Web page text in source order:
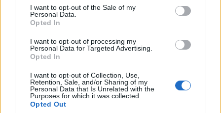
services and may gather and store information including but
not limited to your visit or usage behaviour. You may click to
grant or deny consent to Google and its third-party tags to
consent section.
I want to opt-out of the Sale of my
Personal Data.
Opted In
I want to opt-out of processing my
Personal Data for Targeted Advertising.
Opted In
I want to opt-out of Collection, Use,
Retention, Sale, and/or Sharing of my
Personal Data that Is Unrelated with the
Purposes for which it was collected.
Opted Out